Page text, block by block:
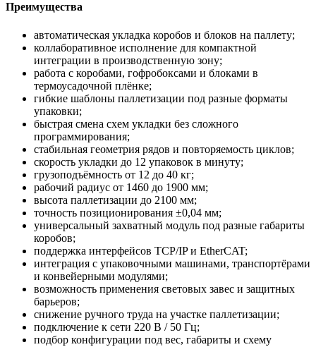
Преимущества
автоматическая укладка коробов и блоков на паллету;
коллаборативное исполнение для компактной
интеграции в производственную зону;
работа с коробами, гофробоксами и блоками в
термоусадочной плёнке;
гибкие шаблоны паллетизации под разные форматы
упаковки;
быстрая смена схем укладки без сложного
программирования;
стабильная геометрия рядов и повторяемость циклов;
скорость укладки до 12 упаковок в минуту;
грузоподъёмность от 12 до 40 кг;
рабочий радиус от 1460 до 1900 мм;
высота паллетизации до 2100 мм;
точность позиционирования ±0,04 мм;
универсальный захватный модуль под разные габариты
коробов;
поддержка интерфейсов TCP/IP и EtherCAT;
интеграция с упаковочными машинами, транспортёрами
и конвейерными модулями;
возможность применения световых завес и защитных
барьеров;
снижение ручного труда на участке паллетизации;
подключение к сети 220 В / 50 Гц;
подбор конфигурации под вес, габариты и схему